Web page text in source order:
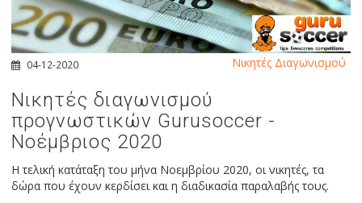
04-12-2020
Νικητές διαγωνισμού
προγνωστικών Gurusoccer -
Νοέμβριος 2020
Η τελική κατάταξη του μήνα Νοεμβρίου 2020, οι νικητές, τα
δώρα που έχουν κερδίσει και η διαδικασία παραλαβής τους.
Νικητές Διαγωνισμού